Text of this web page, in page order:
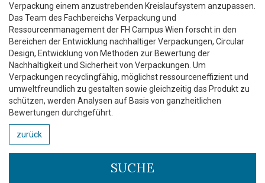
Verpackung einem anzustrebenden Kreislaufsystem anzupassen.
Das Team des Fachbereichs Verpackung und
Ressourcenmanagement der FH Campus Wien forscht in den
Bereichen der Entwicklung nachhaltiger Verpackungen, Circular
Design, Entwicklung von Methoden zur Bewertung der
Nachhaltigkeit und Sicherheit von Verpackungen. Um
Verpackungen recyclingfähig, möglichst ressourceneffizient und
umweltfreundlich zu gestalten sowie gleichzeitig das Produkt zu
schützen, werden Analysen auf Basis von ganzheitlichen
Bewertungen durchgeführt.
zurück
SUCHE